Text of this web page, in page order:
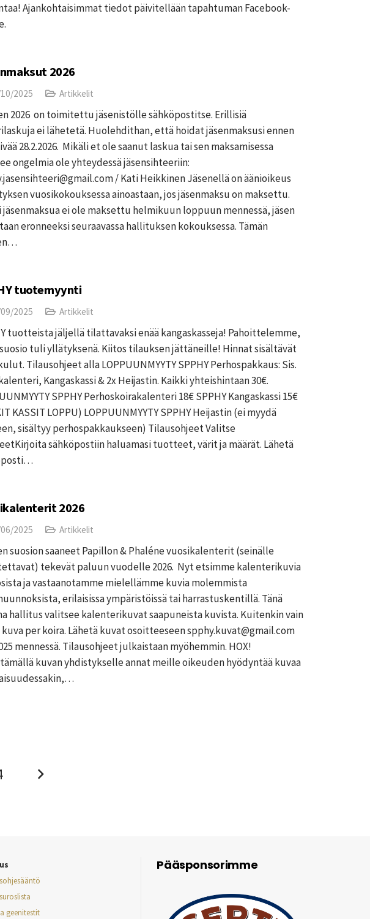
Ajankohtaisimmat tiedot päivitellään tapahtuman Facebook-
2026
2025 Artikkelit
2026 on toimitettu jäsenistölle sähköpostitse. Erillisiä
ei lähetetä. Huolehdithan, että hoidat jäsenmaksusi ennen
28.2.2026. Mikäli et ole saanut laskua tai sen maksamisessa
ongelmia ole yhteydessä jäsensihteeriin:
/ Kati Heikkinen Jäsenellä on äänioikeus
vuosikokouksessa ainoastaan, jos jäsenmaksu on maksettu.
jäsenmaksua ei ole maksettu helmikuun loppuun mennessä, jäsen
eronneeksi seuraavassa hallituksen kokouksessa. Tämän
tuotemyynti
2025 Artikkelit
tuotteista jäljellä tilattavaksi enää kangaskasseja! Pahoittelemme,
tuli yllätyksenä. Kiitos tilauksen jättäneille! Hinnat sisältävät
Tilausohjeet alla LOPPUUNMYYTY SPPHY Perhospakkaus: Sis.
Kangaskassi & 2x Heijastin. Kaikki yhteishintaan 30€.
SPPHY Perhoskoirakalenteri 18€ SPPHY Kangaskassi 15€
KASSIT LOPPU) LOPPUUNMYYTY SPPHY Heijastin (ei myydä
sisältyy perhospakkaukseen) Tilausohjeet Valitse
sähköpostiin haluamasi tuotteet, värit ja määrät. Lähetä
2026
2025 Artikkelit
suosion saaneet Papillon & Phaléne vuosikalenterit (seinälle
tekevät paluun vuodelle 2026. Nyt etsimme kalenterikuvia
ja vastaanotamme mielellämme kuvia molemmista
erilaisissa ympäristöissä tai harrastuskentillä. Tänä
hallitus valitsee kalenterikuvat saapuneista kuvista. Kuitenkin vain
kuva per koira. Lähetä kuvat osoitteeseen spphy.kuvat@gmail.com
mennessä. Tilausohjeet julkaistaan myöhemmin. HOX!
kuvan yhdistykselle annat meille oikeuden hyödyntää kuvaa
geenitestit
Pääsponsorimme